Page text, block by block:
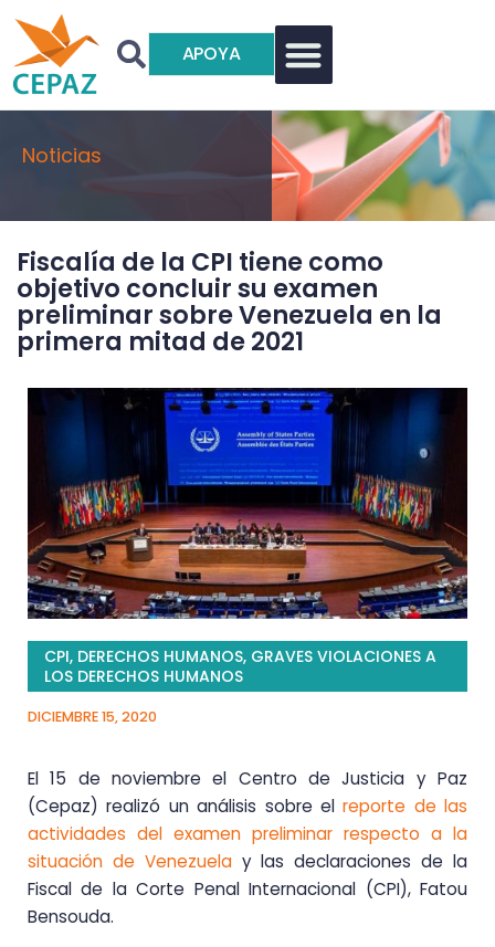
APOYA
Noticias
Fiscalía de la CPI tiene como
objetivo concluir su examen
preliminar sobre Venezuela en la
primera mitad de 2021
CPI, DERECHOS HUMANOS, GRAVES VIOLACIONES A
LOS DERECHOS HUMANOS
DICIEMBRE 15, 2020
El 15 de noviembre el Centro de Justicia y Paz
(Cepaz) realizó un análisis sobre elreporte de las
actividades del examen preliminar respecto a la
situación de Venezuelay las declaraciones de la
Fiscal de la Corte Penal Internacional (CPI), Fatou
Bensouda.